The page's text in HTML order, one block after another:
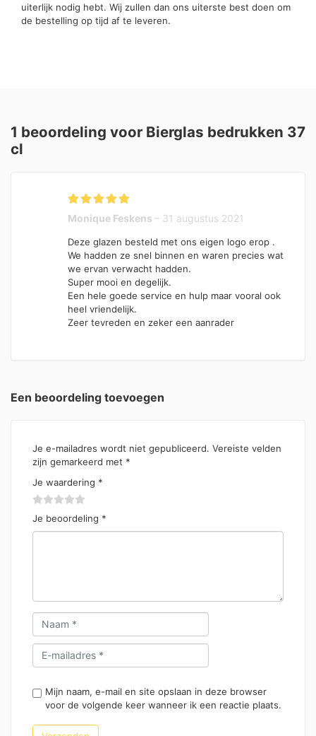
uiterlijk nodig hebt. Wij zullen dan ons uiterste best doen om
de bestelling op tijd af te leveren.
1 beoordeling voor Bierglas bedrukken 37
cl
Gewaardeerd
uit 5
Monique Feskens – 31 augustus 2021
Deze glazen besteld met ons eigen logo erop .
We hadden ze snel binnen en waren precies wat
we ervan verwacht hadden.
Super mooi en degelijk.
Een hele goede service en hulp maar vooral ook
heel vriendelijk.
Zeer tevreden en zeker een aanrader
Een beoordeling toevoegen
Je e-mailadres wordt niet gepubliceerd. Vereiste velden
zijn gemarkeerd met *
Je waardering *
Je beoordeling *
Mijn naam, e-mail en site opslaan in deze browser
voor de volgende keer wanneer ik een reactie plaats.